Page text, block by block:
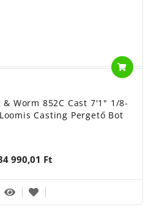
& Worm 852C Cast 7'1" 1/8-
Casting Pergető Bot
990,01 Ft